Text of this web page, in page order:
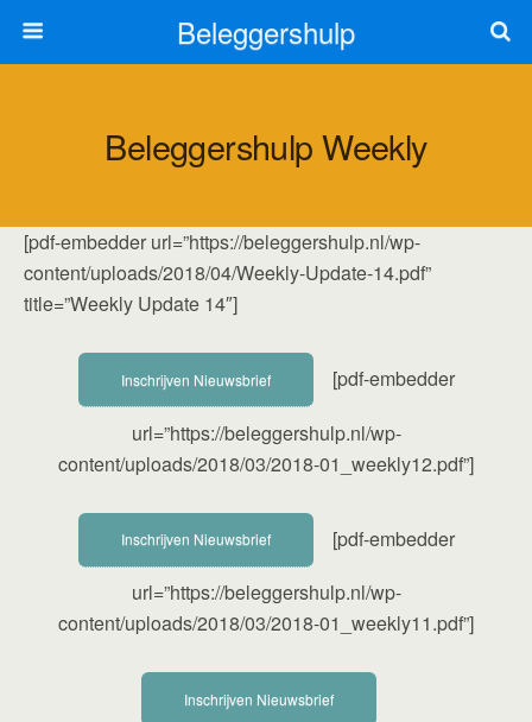
Beleggershulp
Beleggershulp Weekly
[pdf-embedder url=”https://beleggershulp.nl/wp-
content/uploads/2018/04/Weekly-Update-14.pdf”
title=”Weekly Update 14″]
Inschrijven Nieuwsbrief
[pdf-embedder
url=”https://beleggershulp.nl/wp-
content/uploads/2018/03/2018-01_weekly12.pdf”]
Inschrijven Nieuwsbrief
[pdf-embedder
url=”https://beleggershulp.nl/wp-
content/uploads/2018/03/2018-01_weekly11.pdf”]
Inschrijven Nieuwsbrief